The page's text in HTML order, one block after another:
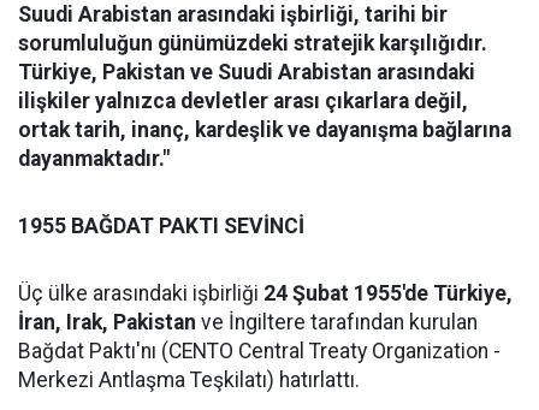
Suudi Arabistan arasındaki işbirliği, tarihi bir
sorumluluğun günümüzdeki stratejik karşılığıdır.
Türkiye, Pakistan ve Suudi Arabistan arasındaki
ilişkiler yalnızca devletler arası çıkarlara değil,
ortak tarih, inanç, kardeşlik ve dayanışma bağlarına
dayanmaktadır."
1955 BAĞDAT PAKTI SEVİNCİ
Üç ülke arasındaki işbirliği 24 Şubat 1955'de Türkiye,
İran, Irak, Pakistan ve İngiltere tarafından kurulan
Bağdat Paktı'nı (CENTO Central Treaty Organization -
Merkezi Antlaşma Teşkilatı) hatırlattı.